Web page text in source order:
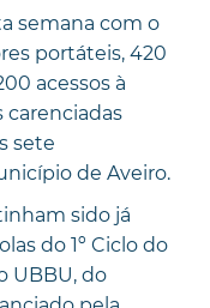
semana com o
portáteis, 420
acessos à
carenciadas
sete
de Aveiro.
sido já
do 1º Ciclo do
UBBU, do